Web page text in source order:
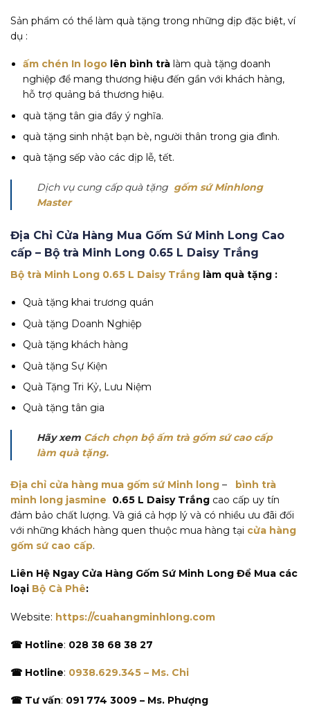
Sản phẩm có thể làm quà tặng trong những dịp đặc biệt, ví
dụ :
ấm chén In logo lên bình trà làm quà tặng doanh
nghiệp để mang thương hiệu đến gần với khách hàng,
hỗ trợ quảng bá thương hiệu.
quà tặng tân gia đầy ý nghĩa.
quà tặng sinh nhật bạn bè, người thân trong gia đình.
quà tặng sếp vào các dịp lễ, tết.
Dịch vụ cung cấp quà tặng gốm sứ Minhlong
Master
Địa Chỉ Cửa Hàng Mua Gốm Sứ Minh Long Cao
cấp – Bộ trà Minh Long 0.65 L Daisy Trắng
Bộ trà Minh Long 0.65 L Daisy Trắng làm quà tặng :
Quà tặng khai trương quán
Quà tặng Doanh Nghiệp
Quà tặng khách hàng
Quà tặng Sự Kiện
Quà Tặng Tri Kỷ, Lưu Niệm
Quà tặng tân gia
Hãy xem Cách chọn bộ ấm trà gốm sứ cao cấp
làm quà tặng.
Địa chỉ cửa hàng mua gốm sứ Minh long –
bình trà
minh long jasmine 0.65 L Daisy Trắng cao cấp uy tín
đảm bảo chất lượng. Và giá cả hợp lý và có nhiều ưu đãi đối
với những khách hàng quen thuộc mua hàng tại cửa hàng
gốm sứ cao cấp.
Liên Hệ Ngay Cửa Hàng Gốm Sứ Minh Long Để Mua các
loại Bộ Cà Phê:
Website: https://cuahangminhlong.com
☎ Hotline: 028 38 68 38 27
☎ Hotline: 0938.629.345 – Ms. Chi
☎ Tư vấn: 091 774 3009 – Ms. Phượng